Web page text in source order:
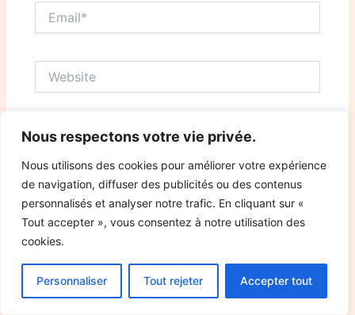
Nous respectons votre vie privée.
Nous utilisons des cookies pour améliorer votre expérience
de navigation, diffuser des publicités ou des contenus
personnalisés et analyser notre trafic. En cliquant sur «
Tout accepter », vous consentez à notre utilisation des
cookies.
Personnaliser Tout rejeter Accepter tout
Save my name, email, and website in this browser